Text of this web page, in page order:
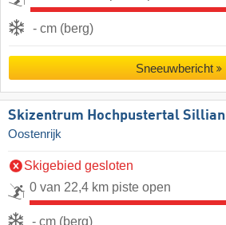
- cm (berg)
Sneeuwbericht
Skizentrum Hochpustertal Sillian
Oostenrijk
Skigebied gesloten
0 van 22,4 km piste open
- cm (berg)